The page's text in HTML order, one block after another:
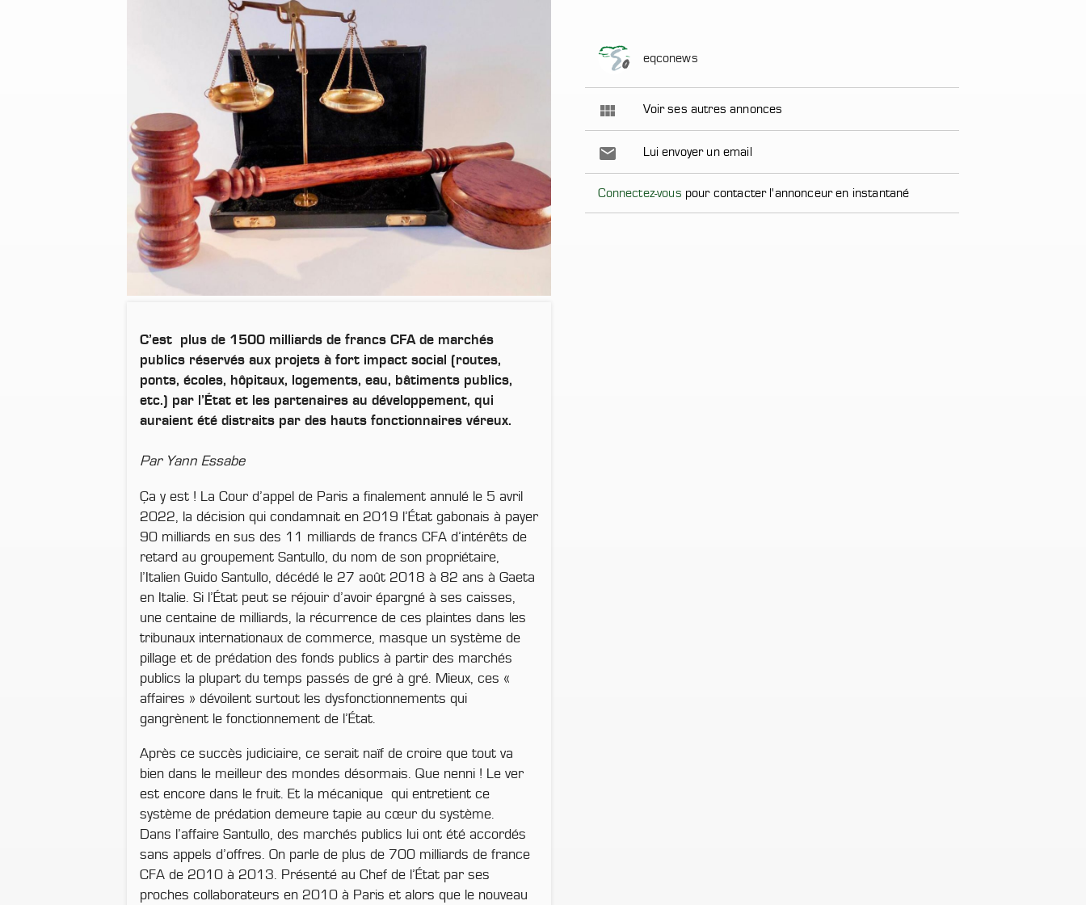
C’est plus de 1500 milliards de francs CFA de marchés
publics réservés aux projets à fort impact social (routes,
ponts, écoles, hôpitaux, logements, eau, bâtiments publics,
etc.) par l’État et les partenaires au développement, qui
auraient été distraits par des hauts fonctionnaires véreux.
Par Yann Essabe
Ça y est ! La Cour d’appel de Paris a finalement annulé le 5 avril
2022, la décision qui condamnait en 2019 l’État gabonais à payer
90 milliards en sus des 11 milliards de francs CFA d’intérêts de
retard au groupement Santullo, du nom de son propriétaire,
l’Italien Guido Santullo, décédé le 27 août 2018 à 82 ans à Gaeta
en Italie. Si l’État peut se réjouir d’avoir épargné à ses caisses,
une centaine de milliards, la récurrence de ces plaintes dans les
tribunaux internationaux de commerce, masque un système de
pillage et de prédation des fonds publics à partir des marchés
publics la plupart du temps passés de gré à gré. Mieux, ces «
affaires » dévoilent surtout les dysfonctionnements qui
gangrènent le fonctionnement de l’État.
Après ce succès judiciaire, ce serait naïf de croire que tout va
bien dans le meilleur des mondes désormais. Que nenni ! Le ver
est encore dans le fruit. Et la mécanique qui entretient ce
système de prédation demeure tapie au cœur du système.
Dans l’affaire Santullo, des marchés publics lui ont été accordés
sans appels d’offres. On parle de plus de 700 milliards de france
CFA de 2010 à 2013. Présenté au Chef de l’État par ses
proches collaborateurs en 2010 à Paris et alors que le nouveau
eqconews
view_module Voir ses autres annonces
email Lui envoyer un email
Connectez-vous pour contacter l'annonceur en instantané